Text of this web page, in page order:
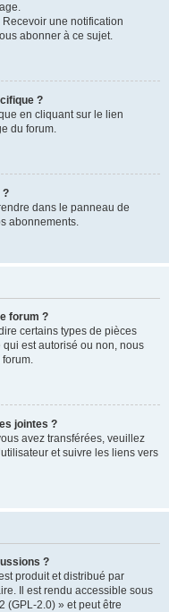
une notification
abonner à ce sujet.
?
en cliquant sur le lien
du forum.
?
dans le panneau de
abonnements.
forum ?
certains types de pièces
qui est autorisé ou non, nous
jointes ?
avez transférées, veuillez
et suivre les liens vers
?
produit et distribué par
Il est rendu accessible sous
(GPL-2.0) » et peut être